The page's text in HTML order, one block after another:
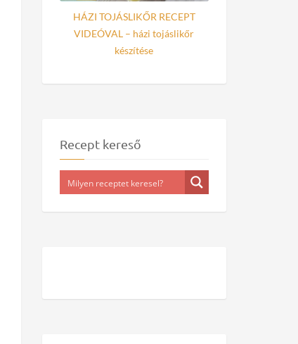
HÁZI TOJÁSLIKŐR RECEPT
VIDEÓVAL – házi tojáslikőr
készítése
Recept kereső